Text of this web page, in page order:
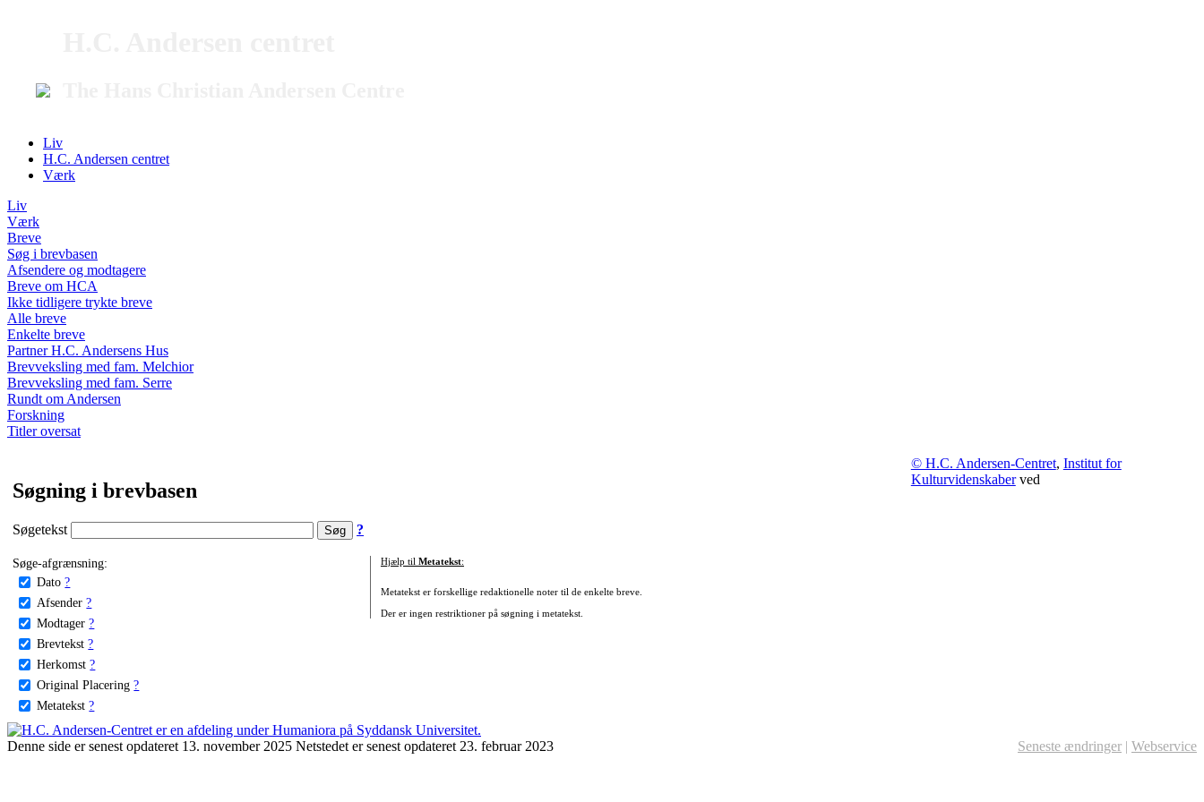
Liv
H.C. Andersen centret
Værk
Liv
Værk
Breve
Søg i brevbasen
Afsendere og modtagere
Breve om HCA
Ikke tidligere trykte breve
Alle breve
Enkelte breve
Partner H.C. Andersens Hus
Brevveksling med fam. Melchior
Brevveksling med fam. Serre
Rundt om Andersen
Forskning
Titler oversat
Søgning i brevbasen
Søgetekst ?
Søge-afgrænsning:
Dato ?
Afsender ?
Modtager ?
Brevtekst ?
Herkomst ?
Original Placering ?
Metatekst ?
Hjælp til Metatekst:
Metatekst er forskellige redaktionelle noter til de enkelte breve.
Der er ingen restriktioner på søgning i metatekst.
© H.C. Andersen-Centret, Institut for
Kulturvidenskaberved
Denne side er senest opdateret 13. november 2025 Netstedet er senest opdateret 23. februar 2023 Seneste ændringer | Webservice